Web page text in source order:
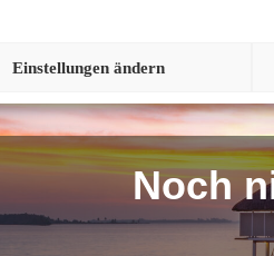
Einstellungen ändern
Noch